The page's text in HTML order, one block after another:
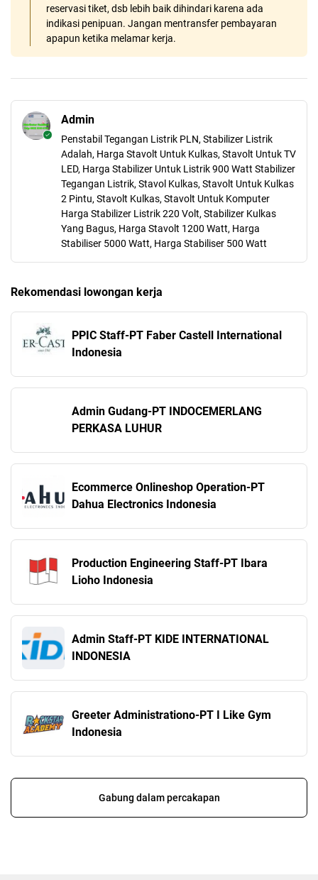
reservasi tiket, dsb lebih baik dihindari karena ada
indikasi penipuan. Jangan mentransfer pembayaran
apapun ketika melamar kerja.
Admin
Penstabil Tegangan Listrik PLN, Stabilizer Listrik
Adalah, Harga Stavolt Untuk Kulkas, Stavolt Untuk TV
LED, Harga Stabilizer Untuk Listrik 900 Watt Stabilizer
Tegangan Listrik, Stavol Kulkas, Stavolt Untuk Kulkas
2 Pintu, Stavolt Kulkas, Stavolt Untuk Komputer
Harga Stabilizer Listrik 220 Volt, Stabilizer Kulkas
Yang Bagus, Harga Stavolt 1200 Watt, Harga
Stabiliser 5000 Watt, Harga Stabiliser 500 Watt
Rekomendasi lowongan kerja
PPIC Staff-PT Faber Castell International
Indonesia
Admin Gudang-PT INDOCEMERLANG
PERKASA LUHUR
Ecommerce Onlineshop Operation-PT
Dahua Electronics Indonesia
Production Engineering Staff-PT Ibara
Lioho Indonesia
Admin Staff-PT KIDE INTERNATIONAL
INDONESIA
Greeter Administrationo-PT I Like Gym
Indonesia
Gabung dalam percakapan